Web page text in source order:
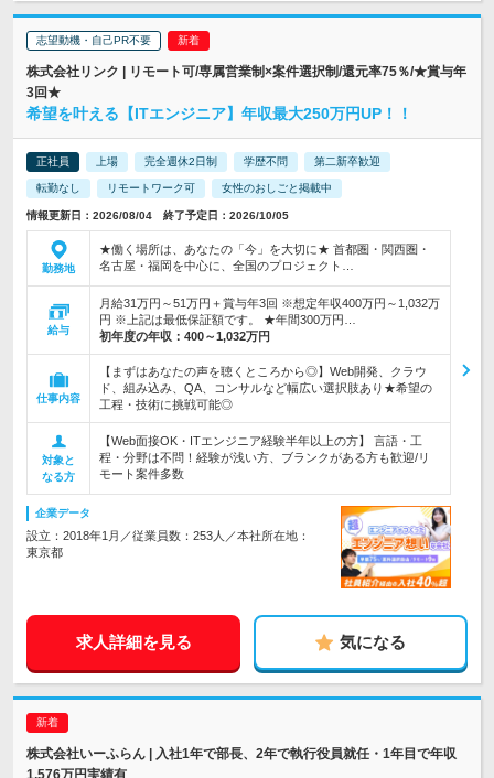
志望動機・自己PR不要
株式会社リンク | リモート可/専属営業制×案件選択制/還元率75％/★賞与年
3回★
希望を叶える【ITエンジニア】年収最大250万円UP！！
正社員 上場 完全週休2日制 学歴不問 第二新卒歓迎
転勤なし リモートワーク可 女性のおしごと掲載中
情報更新日：2026/08/04 終了予定日：2026/10/05
勤務地
★働く場所は、あなたの「今」を大切に★ 首都圏・関西圏・
名古屋・福岡を中心に、全国のプロジェクト…
給与
月給31万円～51万円＋賞与年3回 ※想定年収400万円～1,032万
円 ※上記は最低保証額です。 ★年間300万円…
初年度の年収： 400～1,032万円
仕事内容
【まずはあなたの声を聴くところから◎】Web開発、クラウ
ド、組み込み、QA、コンサルなど幅広い選択肢あり★希望の
工程・技術に挑戦可能◎
対象と
なる方
【Web面接OK・ITエンジニア経験半年以上の方】 言語・工
程・分野は不問！経験が浅い方、ブランクがある方も歓迎/リ
モート案件多数
企業データ
設立：2018年1月／従業員数：253人／本社所在地：
東京都
求人詳細を見る 気になる
株式会社いーふらん | 入社1年で部長、2年で執行役員就任・1年目で年収
1,576万円実績有